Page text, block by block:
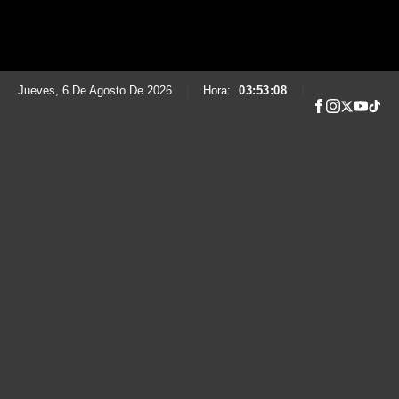
Jueves, 6 De Agosto De 2026 Hora: 03:53:09